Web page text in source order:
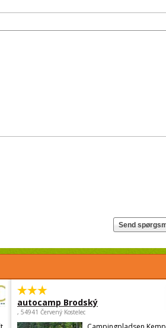
autocamp Brodský
, 54941 Červený Kostelec